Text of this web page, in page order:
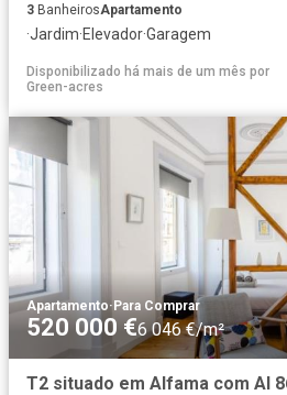
3 BanheirosApartamento
·Jardim·Elevador·Garagem
Disponibilizado há mais de um mês por
Green-acres
Apartamento·Para Comprar
520 000 €6 046 €/m²